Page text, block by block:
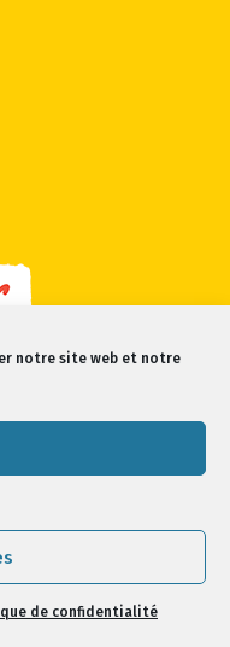
notre site web et notre
de confidentialité